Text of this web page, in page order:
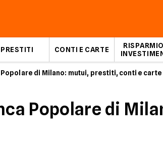
PRESTITI CONTI E CARTE
Popolare di Milano: mutui, prestiti, conti e carte
Popolare di